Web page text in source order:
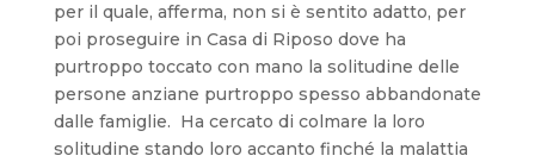
per il quale, afferma, non si è sentito adatto, per
poi proseguire in Casa di Riposo dove ha
purtroppo toccato con mano la solitudine delle
persone anziane purtroppo spesso abbandonate
dalle famiglie. Ha cercato di colmare la loro
solitudine stando loro accanto finché la malattia